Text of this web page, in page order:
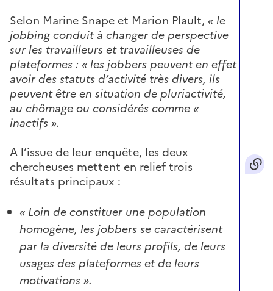
Selon Marine Snape et Marion Plault, « le
jobbing conduit à changer de perspective
sur les travailleurs et travailleuses de
plateformes : « les jobbers peuvent en effet
avoir des statuts d’activité très divers, ils
peuvent être en situation de pluriactivité,
au chômage ou considérés comme «
inactifs ».
A l’issue de leur enquête, les deux
chercheuses mettent en relief trois
résultats principaux :
« Loin de constituer une population
homogène, les jobbers se caractérisent
par la diversité de leurs profils, de leurs
usages des plateformes et de leurs
motivations ».